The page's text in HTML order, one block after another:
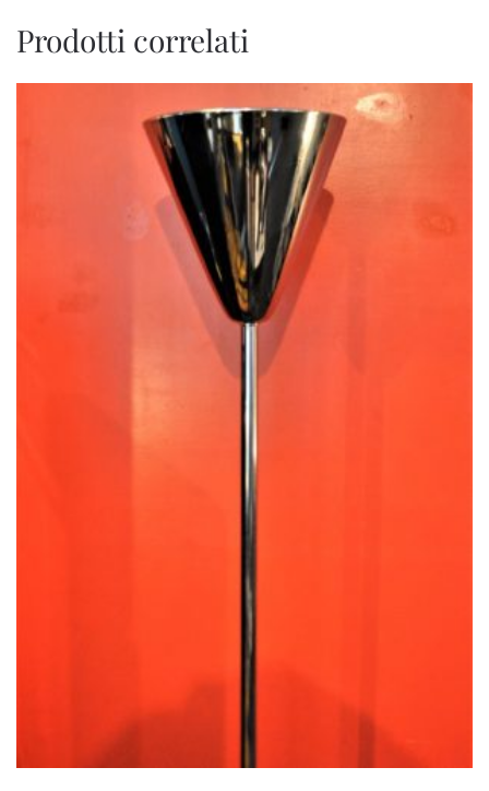
Prodotti correlati